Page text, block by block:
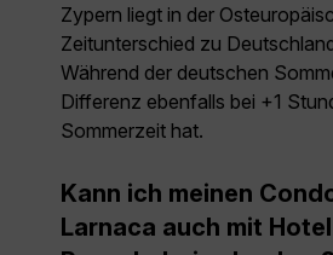
Zypern liegt in der
Zeitunterschied zu
Während der deutschen
Differenz ebenfalls bei +1
Sommerzeit hat.
Kann ich meinen
Larnaca auch mit